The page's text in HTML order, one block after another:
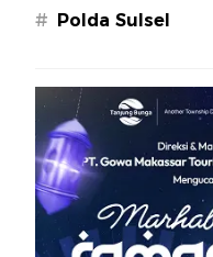
# Polda Sulsel